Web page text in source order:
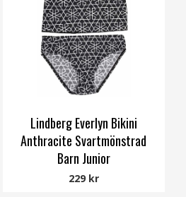
Lindberg Everlyn Bikini
Anthracite Svartmönstrad
Barn Junior
Lindberg
229 kr